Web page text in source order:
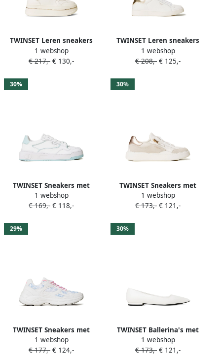
TWINSET Leren sneakers
met plateauzool Wit
1 webshop
€ 217,- € 130,-
TWINSET Leren sneakers
Wit
1 webshop
€ 208,- € 125,-
30%
TWINSET Sneakers met
chunky zool Wit
1 webshop
€ 169,- € 118,-
30%
TWINSET Sneakers met
ritsdetail Wit
1 webshop
€ 173,- € 121,-
29%
TWINSET Sneakers met
toile-patroon Wit
1 webshop
€ 177,- € 124,-
30%
TWINSET Ballerina's met
puntige neus Wit
1 webshop
€ 173,- € 121,-